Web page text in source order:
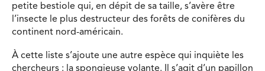
petite bestiole qui, en dépit de sa taille, s’avère être
l’insecte le plus destructeur des forêts de conifères du
continent nord-américain.
À cette liste s’ajoute une autre espèce qui inquiète les
chercheurs : la spongieuse volante. Il s’agit d’un papillon